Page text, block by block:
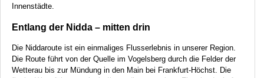
Innenstädte.
Entlang der Nidda – mitten drin
Die Niddaroute ist ein einmaliges Flusserlebnis in unserer Region.
Die Route führt von der Quelle im Vogelsberg durch die Felder der
Wetterau bis zur Mündung in den Main bei Frankfurt-Höchst. Die